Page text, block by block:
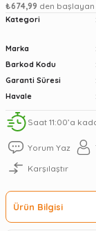
₺674,99 den
Kategori
Marka
Barkod Kodu
Garanti Süresi
Havale
Saat 11:00’a
Yorum Yaz
Karşılaştır
Ürün Bilgisi